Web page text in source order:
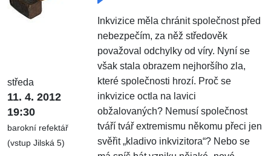
středa
11. 4. 2012
19:30
barokní refektář
(vstup Jilská 5)
Inkvizice měla chránit společnost před
nebezpečím, za něž středověk
považoval odchylky od víry. Nyní se
však stala obrazem nejhoršího zla,
které společnosti hrozí. Proč se
inkvizice octla na lavici
obžalovaných? Nemusí společnost
tváří tvář extremismu někomu přeci jen
svěřit „kladivo inkvizitora“? Nebo se